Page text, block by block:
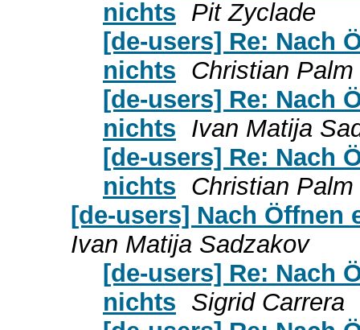
nichts Pit Zyclade
[de-users] Re: Nach
nichts Christian Palm
[de-users] Re: Nach
nichts Ivan Matija
[de-users] Re: Nach
nichts Christian Palm
[de-users] Nach Öffnen
Ivan Matija Sadzakov
[de-users] Re: Nach
nichts Sigrid Carrera